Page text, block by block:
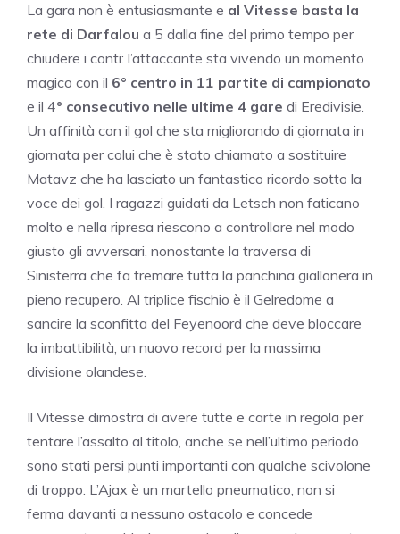
La gara non è entusiasmante e al Vitesse basta la
rete di Darfalou a 5 dalla fine del primo tempo per
chiudere i conti: l’attaccante sta vivendo un momento
magico con il 6° centro in 11 partite di campionato
e il 4° consecutivo nelle ultime 4 gare di Eredivisie.
Un affinità con il gol che sta migliorando di giornata in
giornata per colui che è stato chiamato a sostituire
Matavz che ha lasciato un fantastico ricordo sotto la
voce dei gol. I ragazzi guidati da Letsch non faticano
molto e nella ripresa riescono a controllare nel modo
giusto gli avversari, nonostante la traversa di
Sinisterra che fa tremare tutta la panchina giallonera in
pieno recupero. Al triplice fischio è il Gelredome a
sancire la sconfitta del Feyenoord che deve bloccare
la imbattibilità, un nuovo record per la massima
divisione olandese.
Il Vitesse dimostra di avere tutte e carte in regola per
tentare l’assalto al titolo, anche se nell’ultimo periodo
sono stati persi punti importanti con qualche scivolone
di troppo. L’Ajax è un martello pneumatico, non si
ferma davanti a nessuno ostacolo e concede